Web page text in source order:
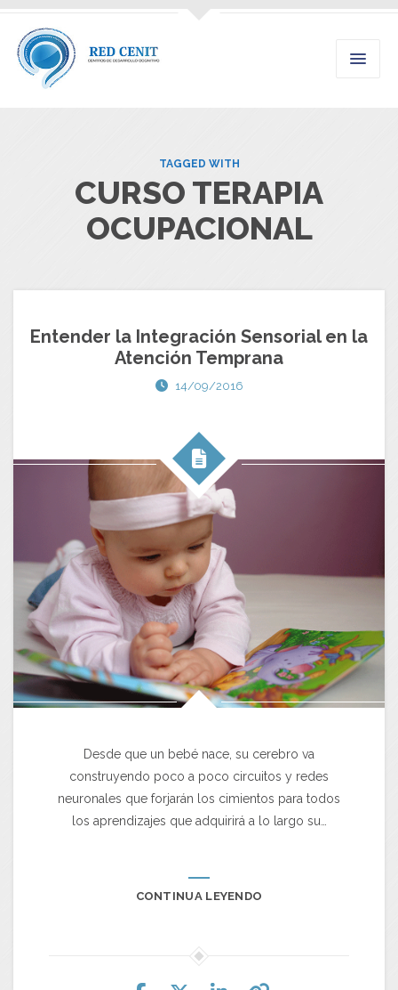
TAGGED WITH
CURSO TERAPIA
OCUPACIONAL
Entender la Integración Sensorial en la
Atención Temprana
14/09/2016
Desde que un bebé nace, su cerebro va
construyendo poco a poco circuitos y redes
neuronales que forjarán los cimientos para todos
los aprendizajes que adquirirá a lo largo su…
CONTINUA LEYENDO